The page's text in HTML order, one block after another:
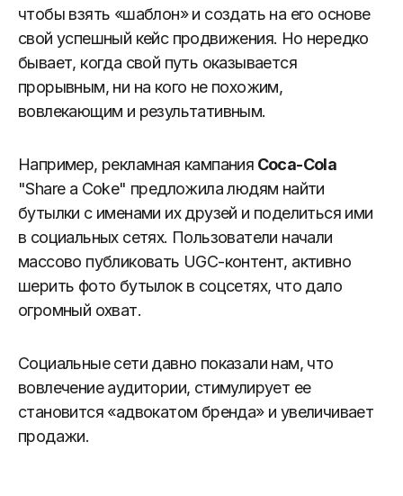
чтобы взять «шаблон» и создать на его основе
свой успешный кейс продвижения. Но нередко
бывает, когда свой путь оказывается
прорывным, ни на кого не похожим,
вовлекающим и результативным.
Например, рекламная кампания Coca-Cola
"Share a Coke" предложила людям найти
бутылки с именами их друзей и поделиться ими
в социальных сетях. Пользователи начали
массово публиковать UGC-контент, активно
шерить фото бутылок в соцсетях, что дало
огромный охват.
Социальные сети давно показали нам, что
вовлечение аудитории, стимулирует ее
становится «адвокатом бренда» и увеличивает
продажи.